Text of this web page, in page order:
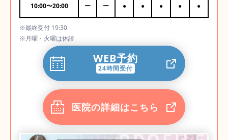
10:00〜20:00 ー ー ● ● ● ● ●
※最終受付 19:30
※月曜・火曜は休診
WEB予約
24時間受付
医院の詳細はこちら